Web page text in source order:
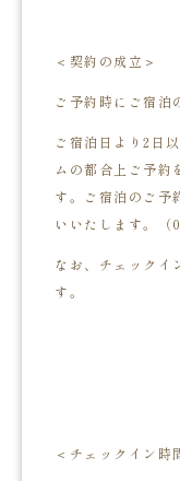
＜契約の成立＞
ご予約時にご宿泊
ご宿泊日より2日
ムの都合上ご予約
す。ご宿泊のご予
いいたします。（
なお、チェックイ
す。
＜チェックイン時